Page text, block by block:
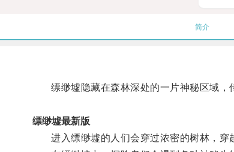
简介
缥缈墟隐藏在森林深处的一片神秘区域，
缥缈墟最新版
进入缥缈墟的人们会穿过浓密的树林，穿